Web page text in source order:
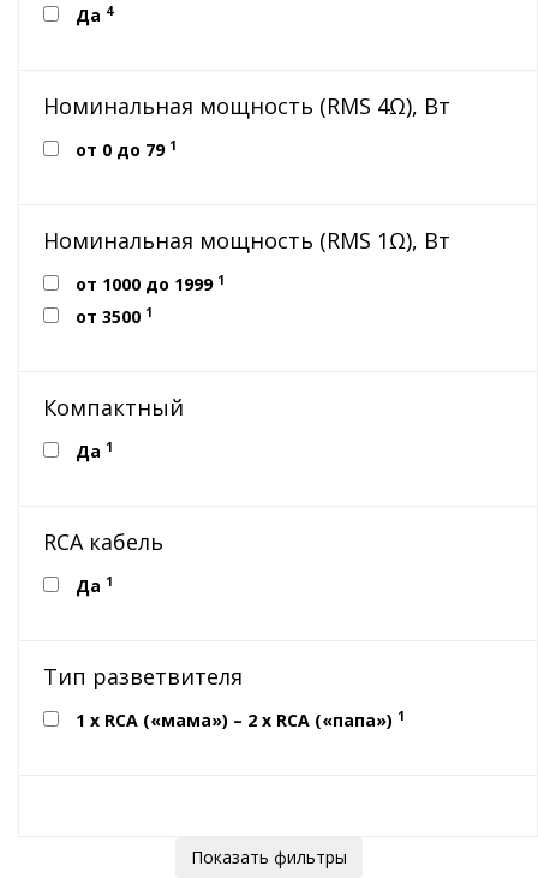
Да 4
Номинальная мощность (RMS 4Ω), Вт
от 0 до 79 1
Номинальная мощность (RMS 1Ω), Вт
от 1000 до 1999 1
от 3500 1
Компактный
Да 1
RCA кабель
Да 1
Тип разветвителя
1 x RCA («мама») – 2 x RCA («папа») 1
Показать фильтры